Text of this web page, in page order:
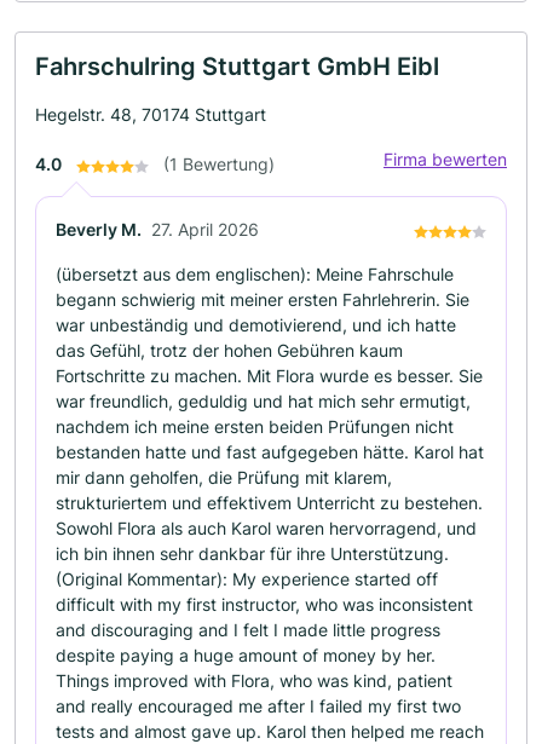
Fahrschulring Stuttgart GmbH Eibl
Hegelstr. 48, 70174 Stuttgart
4.0 (1 Bewertung) Firma bewerten
Beverly M. 27. April 2026
(übersetzt aus dem englischen): Meine Fahrschule
begann schwierig mit meiner ersten Fahrlehrerin. Sie
war unbeständig und demotivierend, und ich hatte
das Gefühl, trotz der hohen Gebühren kaum
Fortschritte zu machen. Mit Flora wurde es besser. Sie
war freundlich, geduldig und hat mich sehr ermutigt,
nachdem ich meine ersten beiden Prüfungen nicht
bestanden hatte und fast aufgegeben hätte. Karol hat
mir dann geholfen, die Prüfung mit klarem,
strukturiertem und effektivem Unterricht zu bestehen.
Sowohl Flora als auch Karol waren hervorragend, und
ich bin ihnen sehr dankbar für ihre Unterstützung.
(Original Kommentar): My experience started off
difficult with my first instructor, who was inconsistent
and discouraging and I felt I made little progress
despite paying a huge amount of money by her.
Things improved with Flora, who was kind, patient
and really encouraged me after I failed my first two
tests and almost gave up. Karol then helped me reach